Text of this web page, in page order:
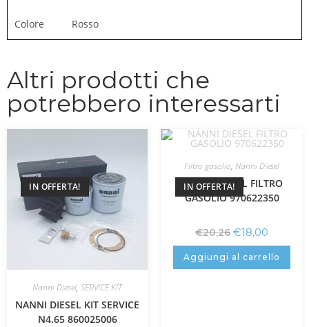
Colore Rosso
Altri prodotti che
potrebbero interessarti
IN OFFERTA!
Nanni Diesel, SERVICE KIT
NANNI DIESEL KIT SERVICE
N4.65 860025006
IN OFFERTA!
Filtro gasolio, Nanni Diesel
NANNI DIESEL FILTRO
GASOLIO 970622350
€20,26 €18,00
Aggiungi al carrello